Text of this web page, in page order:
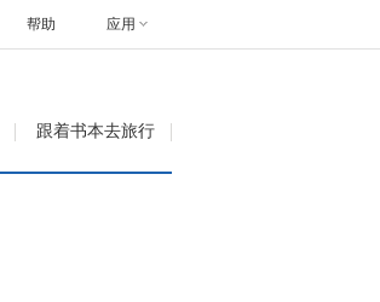
帮助 应用
跟着书本去旅行